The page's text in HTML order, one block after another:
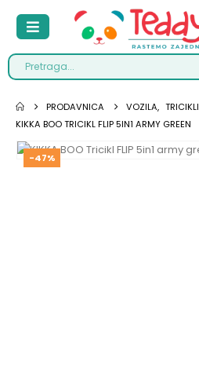
PRODAVNICA VOZILA, TRICIKLI
KIKKA BOO TRICIKL FLIP 5IN1 ARMY GREEN
-47%